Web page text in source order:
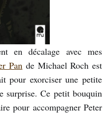
en décalage avec mes
Pan de Michael Roch est
pour exorciser une petite
surprise. Ce petit bouquin
pour accompagner Peter